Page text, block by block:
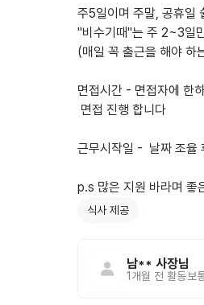
주5일이며 주말, 공휴일
''비수기때''는 주 2~3일
(매일 꼭 출근을 해야 하
면접시간 - 면접자에 한
근무시작일 -  날짜 조율
p.s 많은 지원 바라며 좋
식사 제공
남** 사장님
1개월 전 활동 보